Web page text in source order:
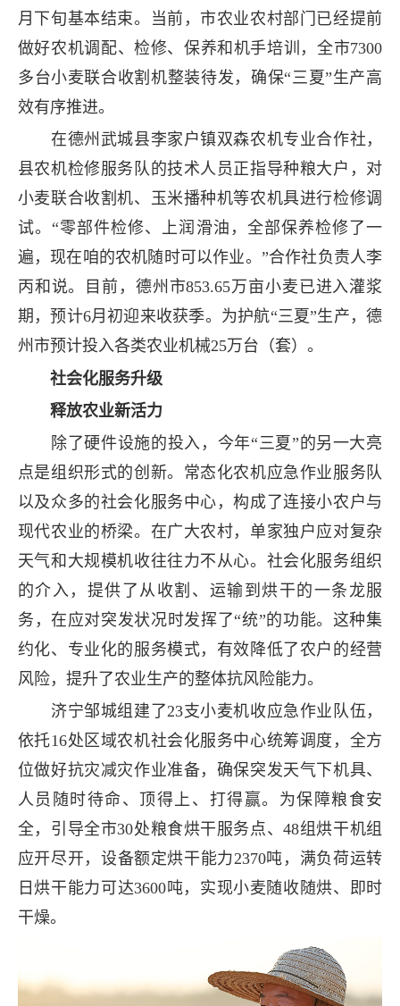
月下旬基本结束。当前，市农业农村部门已经提前
做好农机调配、检修、保养和机手培训，全市7300
多台小麦联合收割机整装待发，确保“三夏”生产高
效有序推进。
在德州武城县李家户镇双森农机专业合作社，
县农机检修服务队的技术人员正指导种粮大户，对
小麦联合收割机、玉米播种机等农机具进行检修调
试。“零部件检修、上润滑油，全部保养检修了一
遍，现在咱的农机随时可以作业。”合作社负责人李
丙和说。目前，德州市853.65万亩小麦已进入灌浆
期，预计6月初迎来收获季。为护航“三夏”生产，德
州市预计投入各类农业机械25万台（套）。
社会化服务升级
释放农业新活力
除了硬件设施的投入，今年“三夏”的另一大亮
点是组织形式的创新。常态化农机应急作业服务队
以及众多的社会化服务中心，构成了连接小农户与
现代农业的桥梁。在广大农村，单家独户应对复杂
天气和大规模机收往往力不从心。社会化服务组织
的介入，提供了从收割、运输到烘干的一条龙服
务，在应对突发状况时发挥了“统”的功能。这种集
约化、专业化的服务模式，有效降低了农户的经营
风险，提升了农业生产的整体抗风险能力。
济宁邹城组建了23支小麦机收应急作业队伍，
依托16处区域农机社会化服务中心统筹调度，全方
位做好抗灾减灾作业准备，确保突发天气下机具、
人员随时待命、顶得上、打得赢。为保障粮食安
全，引导全市30处粮食烘干服务点、48组烘干机组
应开尽开，设备额定烘干能力2370吨，满负荷运转
日烘干能力可达3600吨，实现小麦随收随烘、即时
干燥。